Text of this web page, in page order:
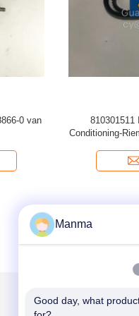
ISUZU
M-3990
Manma
Good day, what